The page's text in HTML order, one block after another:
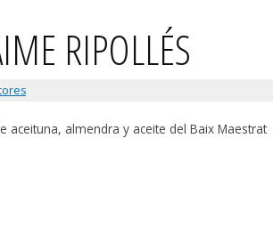
RIPOLLÉS
aceituna, almendra y aceite del Baix Maestrat